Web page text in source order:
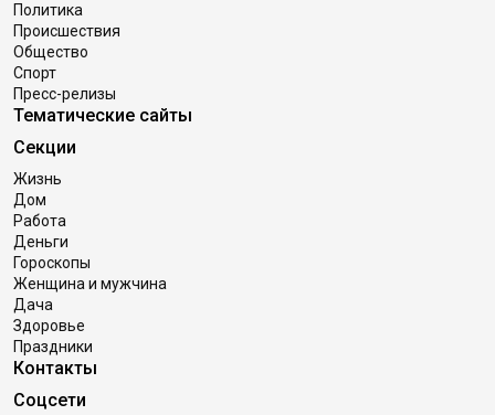
Политика
Происшествия
Общество
Спорт
Пресс-релизы
Тематические сайты
Секции
Жизнь
Дом
Работа
Деньги
Гороскопы
Женщина и мужчина
Дача
Здоровье
Праздники
Контакты
Соцсети